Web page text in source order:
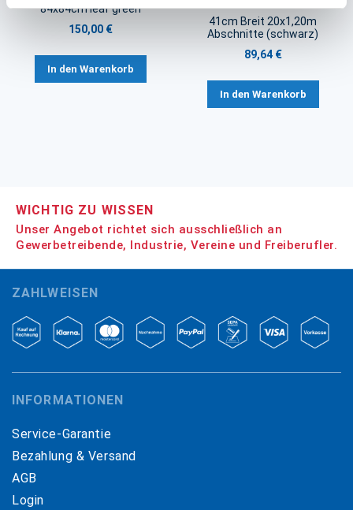
84x84cm leaf green
150,00 €
In den Warenkorb
41cm Breit 20x1,20m
Abschnitte (schwarz)
89,64 €
In den Warenkorb
WICHTIG ZU WISSEN
Unser Angebot richtet sich ausschließlich an
Gewerbetreibende, Industrie, Vereine und Freiberufler.
ZAHLWEISEN
INFORMATIONEN
Service-Garantie
Bezahlung & Versand
AGB
Login